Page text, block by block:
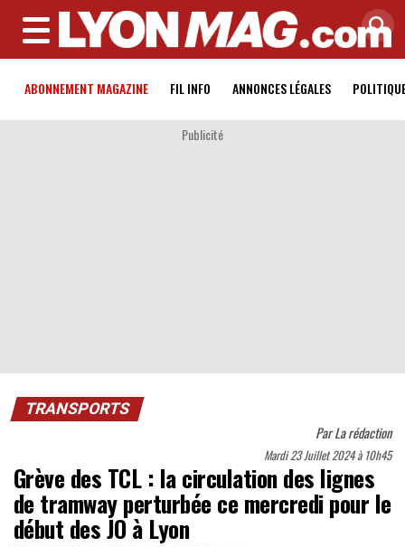
MENU
ABONNEMENT MAGAZINE FIL INFO ANNONCES LÉGALES
Publicité
TRANSPORTS
ParLa rédaction
Mardi 23 Juillet 2024 à 10h45
Grève des TCL : la circulation des lignes
de tramway perturbée ce mercredi pour le
début des JO à Lyon